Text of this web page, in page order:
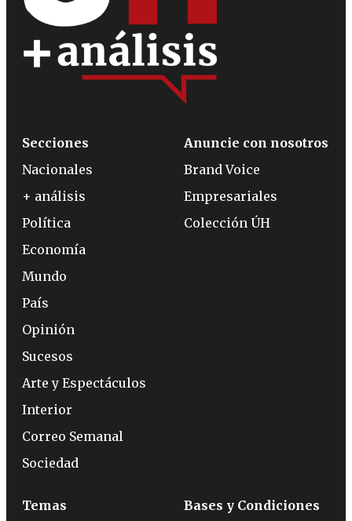
Secciones
Nacionales
+ análisis
Política
Economía
Mundo
País
Opinión
Sucesos
Arte y Espectáculos
Interior
Correo Semanal
Sociedad
Anuncie con nosotros
Brand Voice
Empresariales
Colección ÚH
Temas Bases y Condiciones